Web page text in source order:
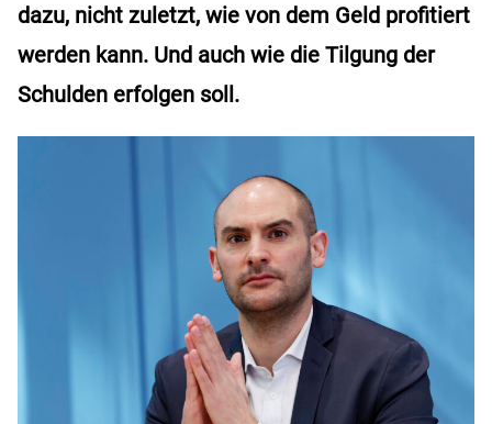
dazu, nicht zuletzt, wie von dem Geld profitiert
werden kann. Und auch wie die Tilgung der
Schulden erfolgen soll.